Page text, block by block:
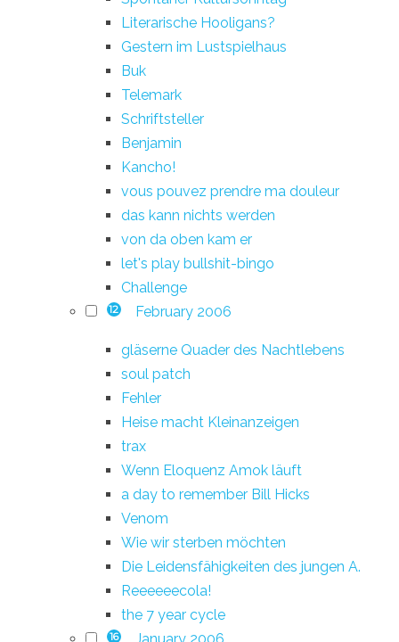
Literarische Hooligans?
Gestern im Lustspielhaus
Buk
Telemark
Schriftsteller
Benjamin
Kancho!
vous pouvez prendre ma douleur
das kann nichts werden
von da oben kam er
let's play bullshit-bingo
Challenge
12 February 2006
gläserne Quader des Nachtlebens
soul patch
Fehler
Heise macht Kleinanzeigen
trax
Wenn Eloquenz Amok läuft
a day to remember Bill Hicks
Venom
Wie wir sterben möchten
Die Leidensfähigkeiten des jungen A.
Reeeeeecola!
the 7 year cycle
16 January 2006